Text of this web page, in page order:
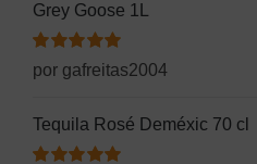
Grey Goose 1L
Valorado
con
5de 5
por gafreitas2004
Tequila Rosé Deméxic 70 cl